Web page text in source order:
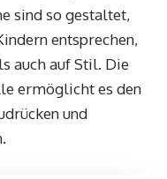
sind so gestaltet,
entsprechen,
auch auf Stil. Die
ermöglicht es den
und